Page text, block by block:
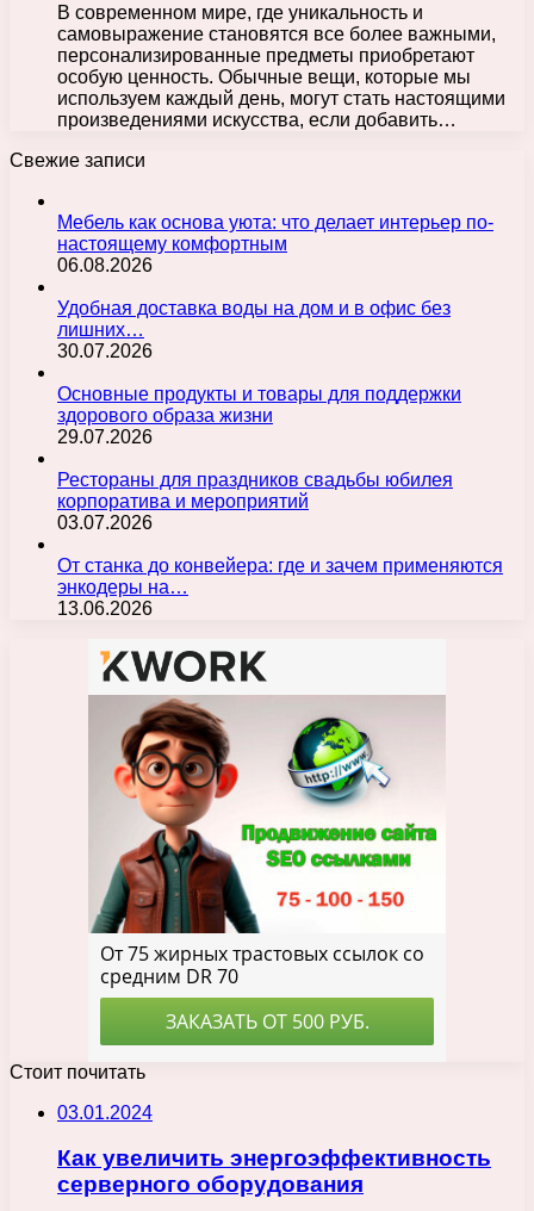
В современном мире, где уникальность и
самовыражение становятся все более важными,
персонализированные предметы приобретают
особую ценность. Обычные вещи, которые мы
используем каждый день, могут стать настоящими
произведениями искусства, если добавить…
Свежие записи
Мебель как основа уюта: что делает интерьер по-
настоящему комфортным
06.08.2026
Удобная доставка воды на дом и в офис без
лишних…
30.07.2026
Основные продукты и товары для поддержки
здорового образа жизни
29.07.2026
Рестораны для праздников свадьбы юбилея
корпоратива и мероприятий
03.07.2026
От станка до конвейера: где и зачем применяются
энкодеры на…
13.06.2026
Стоит почитать
03.01.2024
Как увеличить энергоэффективность
серверного оборудования